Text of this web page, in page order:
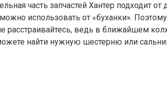
часть запчастей Хантер подходит
использовать от «буханки».
расстраивайтесь, ведь в ближайшем
найти нужную шестерню или